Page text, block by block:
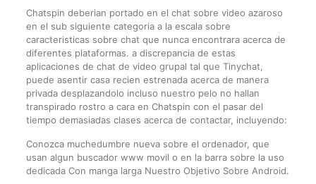
Chatspin deberian portado en el chat sobre video azaroso
en el sub siguiente categoria a la escala sobre
caracteristicas sobre chat que nunca encontrara acerca de
diferentes plataformas. a discrepancia de estas
aplicaciones de chat de video grupal tal que Tinychat,
puede asentir casa recien estrenada acerca de manera
privada desplazandolo incluso nuestro pelo no hallan
transpirado rostro a cara en Chatspin con el pasar del
tiempo demasiadas clases acerca de contactar, incluyendo:
Conozca muchedumbre nueva sobre el ordenador, que
usan algun buscador www movil o en la barra sobre la uso
dedicada Con manga larga Nuestro Objetivo Sobre Android.